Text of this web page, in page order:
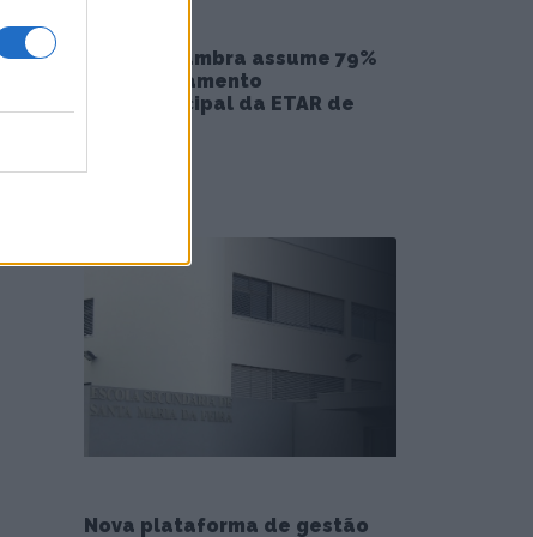
Vale de Cambra assume 79%
do financiamento
intermunicipal da ETAR de
Nova plataforma de gestão